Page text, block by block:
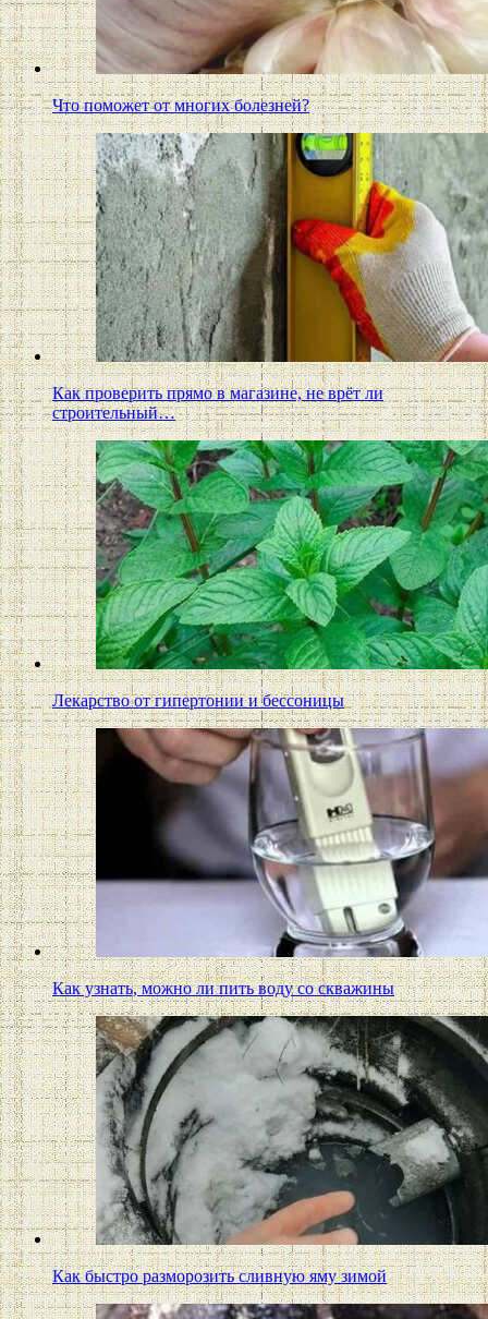
Что поможет от многих болезней?
Как проверить прямо в магазине, не врёт ли
строительный…
Лекарство от гипертонии и бессоницы
Как узнать, можно ли пить воду со скважины
Как быстро разморозить сливную яму зимой